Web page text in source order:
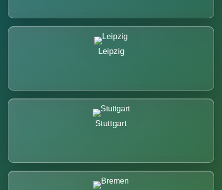
Leipzig
Stuttgart